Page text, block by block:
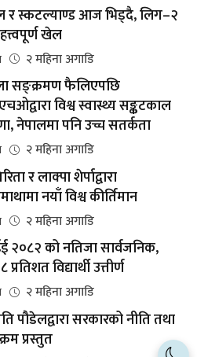
र स्कटल्याण्ड आज भिड्दै, लिग–२
खेल
२ महिना अगाडि
सङ्क्रमण फैलिएपछि
विश्व स्वास्थ्य सङ्कटकाल
नेपालमा पनि उच्च सतर्कता
२ महिना अगाडि
र लाक्पा शेर्पाद्वारा
नयाँ विश्व कीर्तिमान
२ महिना अगाडि
२०८२ को नतिजा सार्वजनिक,
प्रतिशत विद्यार्थी उत्तीर्ण
२ महिना अगाडि
पौडेलद्वारा सरकारको नीति तथा
प्रस्तुत